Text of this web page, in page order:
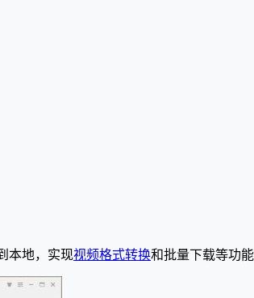
本地，实现视频格式转换和批量下载等功